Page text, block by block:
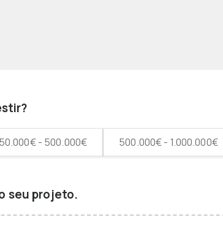
- 500.000€ 500.000€ - 1.000.000€
seu projeto.